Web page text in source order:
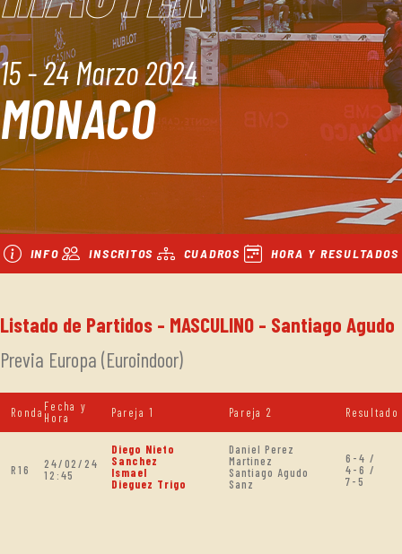
15 - 24 Marzo 2024
MONACO
INFO INSCRITOS CUADROS HORA Y RESULTADOS
Listado de Partidos - MASCULINO - Santiago Agudo
Previa Europa (Euroindoor)
Ronda Fecha y
Hora
Pareja 1 Pareja 2 Resultado
R16
24/02/24
12:45
Diego Nieto
Sanchez
Ismael
Dieguez Trigo
Daniel Perez
Martinez
Santiago Agudo
Sanz
6-4 /
4-6 /
7-5